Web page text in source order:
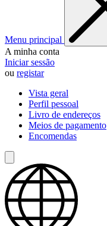
Menu principal
A minha conta
Iniciar sessão
ou registar
Vista geral
Perfil pessoal
Livro de endereços
Meios de pagamento
Encomendas